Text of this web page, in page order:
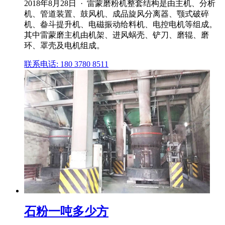
2018年8月28日 · 雷蒙磨粉机整套结构是由主机、分析
机、管道装置、鼓风机、成品旋风分离器、颚式破碎
机、畚斗提升机、电磁振动给料机、电控电机等组成。
其中雷蒙磨主机由机架、进风蜗壳、铲刀、磨辊、磨
环、罩壳及电机组成。
联系电话: 180 3780 8511
石粉一吨多少方